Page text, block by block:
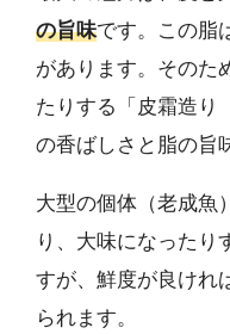
の旨味です。この脂
があります。そのた
たりする「皮霜造り
の香ばしさと脂の旨
大型の個体（老成魚
り、大味になったり
すが、鮮度が良けれ
られます。